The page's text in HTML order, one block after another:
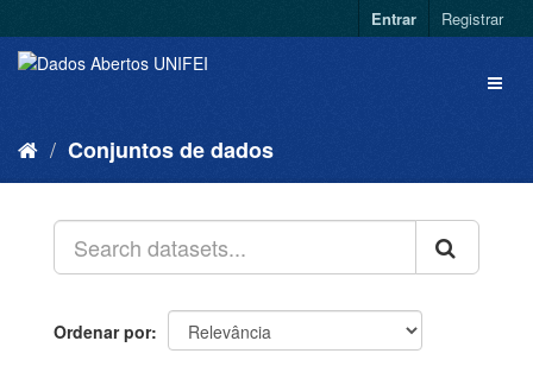
Entrar Registrar
Conjuntos de dados
Ordenar por